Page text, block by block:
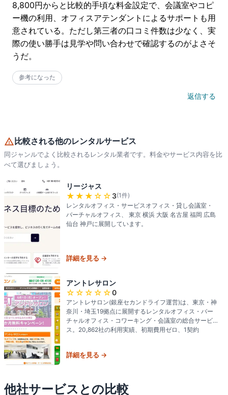
8,800円からと比較的手頃な料金設定で、会議室やコピ
ー機の利用、オフィスアテンダントによるサポートも用
意されている。ただし第三者の口コミ件数は少なく、実
際の使い勝手は見学や問い合わせで確認するのがよさそ
うだ。
参考になった
返信する
比較される他のレンタルサービス
同ジャンルでよく比較されるレンタル業者です。料金やサービス内容を比
べて選びましょう。
リージャス
★★★ ☆☆ 3(1件)
レンタルオフィス・サービスオフィス・貸し会議室・
バーチャルオフィス、 東京 横浜 大阪 名古屋 福岡 広島
仙台 神戸に展開しています。
詳細を見る →
アントレサロン
☆☆☆☆☆0
アントレサロン(銀座セカンドライフ運営)は、東京・神
奈川・埼玉19拠点に展開するレンタルオフィス・バー
チャルオフィス・コワーキング・会議室の総合サービ
ス。20,862社の利用実績、初期費用ゼロ、1契約
詳細を見る →
他社サービスとの比較